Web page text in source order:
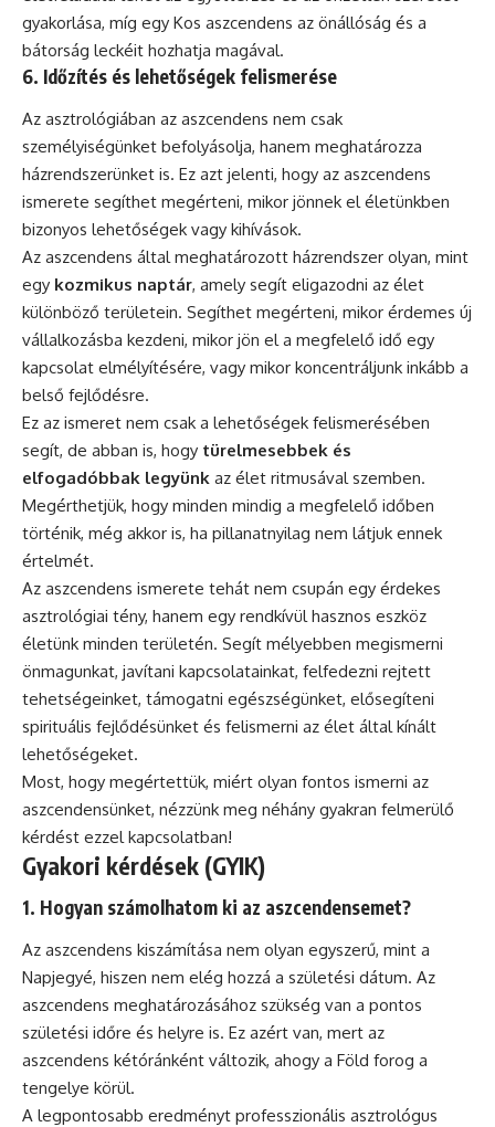
gyakorlása, míg egy Kos aszcendens az önállóság és a
bátorság leckéit hozhatja magával.
6. Időzítés és lehetőségek felismerése
Az asztrológiában az aszcendens nem csak
személyiségünket befolyásolja, hanem meghatározza
házrendszerünket is. Ez azt jelenti, hogy az aszcendens
ismerete segíthet megérteni, mikor jönnek el életünkben
bizonyos lehetőségek vagy kihívások.
Az aszcendens által meghatározott házrendszer olyan, mint
egy kozmikus naptár, amely segít eligazodni az élet
különböző területein. Segíthet megérteni, mikor érdemes új
vállalkozásba kezdeni, mikor jön el a megfelelő idő egy
kapcsolat elmélyítésére, vagy mikor koncentráljunk inkább a
belső fejlődésre.
Ez az ismeret nem csak a lehetőségek felismerésében
segít, de abban is, hogy türelmesebbek és
elfogadóbbak legyünk az élet ritmusával szemben.
Megérthetjük, hogy minden mindig a megfelelő időben
történik, még akkor is, ha pillanatnyilag nem látjuk ennek
értelmét.
Az aszcendens ismerete tehát nem csupán egy érdekes
asztrológiai tény, hanem egy rendkívül hasznos eszköz
életünk minden területén. Segít mélyebben megismerni
önmagunkat, javítani kapcsolatainkat, felfedezni rejtett
tehetségeinket, támogatni egészségünket, elősegíteni
spirituális fejlődésünket és felismerni az élet által kínált
lehetőségeket.
Most, hogy megértettük, miért olyan fontos ismerni az
aszcendensünket, nézzünk meg néhány gyakran felmerülő
kérdést ezzel kapcsolatban!
Gyakori kérdések (GYIK)
1. Hogyan számolhatom ki az aszcendensemet?
Az aszcendens kiszámítása nem olyan egyszerű, mint a
Napjegyé, hiszen nem elég hozzá a születési dátum. Az
aszcendens meghatározásához szükség van a pontos
születési időre és helyre is. Ez azért van, mert az
aszcendens kétóránként változik, ahogy a Föld forog a
tengelye körül.
A legpontosabb eredményt professzionális asztrológus